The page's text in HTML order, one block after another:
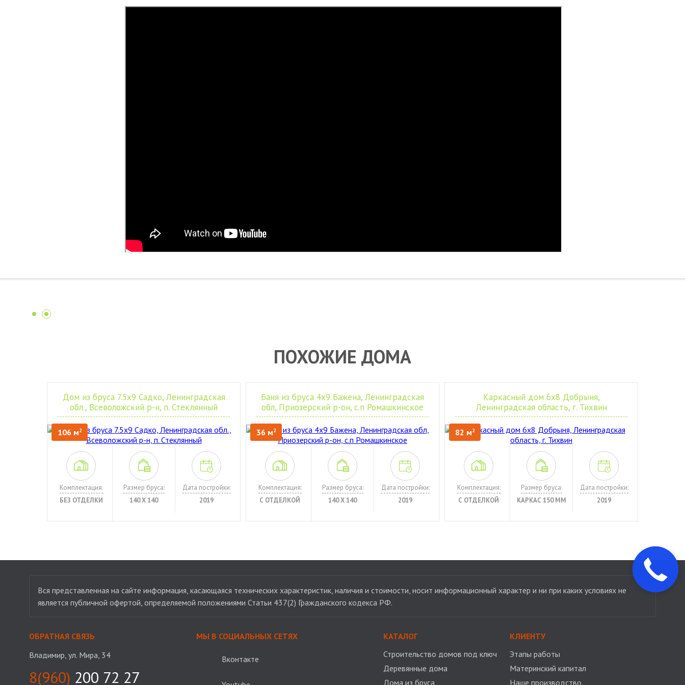
ПОХОЖИЕ ДОМА
Дом из бруса 7.5х9 Садко, Ленинградская
обл., Всеволожский р-н, п. Стеклянный
106 м2
Комплектация:
БЕЗ ОТДЕЛКИ
Размер бруса:
140 Х 140
Дата постройки:
2019
Баня из бруса 4х9 Бажена, Ленинградская
обл, Приозерский р-он, с.п Ромашкинское
36 м2
Комплектация:
С ОТДЕЛКОЙ
Размер бруса:
140 Х 140
Дата постройки:
2019
Каркасный дом 6х8 Добрыня,
Ленинградская область, г. Тихвин
82 м2
Комплектация:
С ОТДЕЛКОЙ
Размер бруса:
КАРКАС 150 ММ
Дата постройки:
2019
Вся представленная на сайте информация, касающаяся технических характеристик, наличия и стоимости, носит информационный характер и ни при каких условиях не
является публичной офертой, определяемой положениями Статьи 437(2) Гражданского кодекса РФ.
ОБРАТНАЯ СВЯЗЬ
Владимир, ул. Мира, 34
8(960) 200 72 27
МЫ В СОЦИАЛЬНЫХ СЕТЯХ
Вконтакте
КАТАЛОГ
Строительство домов под ключ
Деревянные дома
Дома из бруса
КЛИЕНТУ
Этапы работы
Материнский капитал
Наше производство